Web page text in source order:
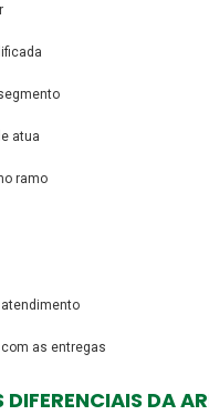
atua
ramo
atendimento
com as entregas
DIFERENCIAIS DA